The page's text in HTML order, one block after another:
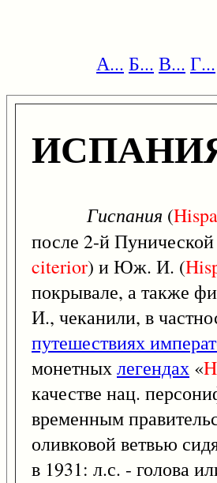
А... Б... В... Г...
Гиспания (
после 2-й
citerior) и Юж. И. (
покрывале, а также
И., чеканили, в
путешествиях
монетныхлегендах «
качестве нац.
временным
оливковой ветвью
в 1931: л.с. - голова